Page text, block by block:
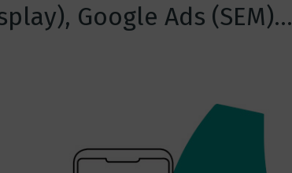
Google Ads (SEM)…